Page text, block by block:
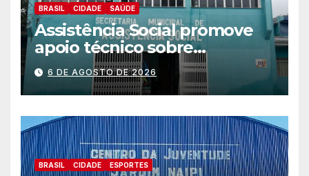
BRASIL CIDADE SAÚDE
Assistência Social promove
apoio técnico sobre
preparação e resposta a
situações de emergência e
calamidade pública
6 DE AGOSTO DE 2026
BRASIL CIDADE ESPORTES